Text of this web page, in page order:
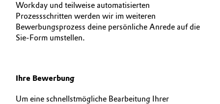
Workday und teilweise automatisierten
Prozessschritten werden wir im weiteren
Bewerbungsprozess deine persönliche Anrede auf die
Sie-Form umstellen.
Ihre Bewerbung
Um eine schnellstmögliche Bearbeitung Ihrer